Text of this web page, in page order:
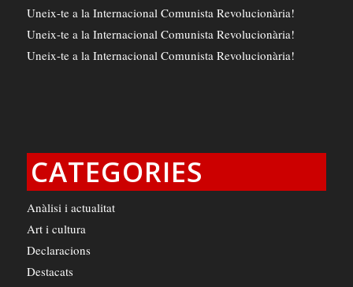
Uneix-te a la Internacional Comunista Revolucionària!
Uneix-te a la Internacional Comunista Revolucionària!
Uneix-te a la Internacional Comunista Revolucionària!
CATEGORIES
Anàlisi i actualitat
Art i cultura
Declaracions
Destacats